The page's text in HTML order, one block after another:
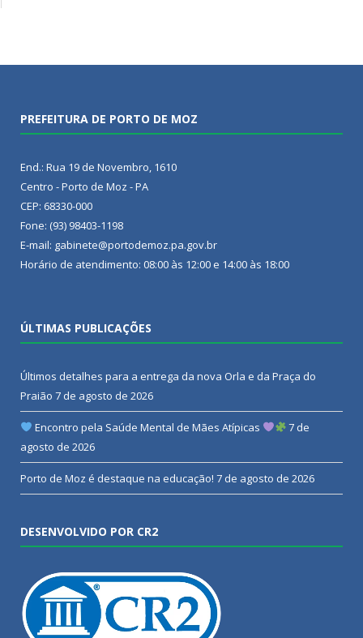
PREFEITURA DE PORTO DE MOZ
End.: Rua 19 de Novembro, 1610
Centro - Porto de Moz - PA
CEP: 68330-000
Fone: (93) 98403-1198
E-mail: gabinete@portodemoz.pa.gov.br
Horário de atendimento: 08:00 às 12:00 e 14:00 às 18:00
ÚLTIMAS PUBLICAÇÕES
Últimos detalhes para a entrega da nova Orla e da Praça do
Praião 7 de agosto de 2026
Encontro pela Saúde Mental de Mães Atípicas
7 de
agosto de 2026
Porto de Moz é destaque na educação! 7 de agosto de 2026
DESENVOLVIDO POR CR2